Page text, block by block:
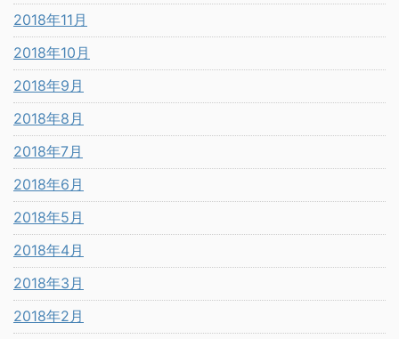
2018年11月
2018年10月
2018年9月
2018年8月
2018年7月
2018年6月
2018年5月
2018年4月
2018年3月
2018年2月